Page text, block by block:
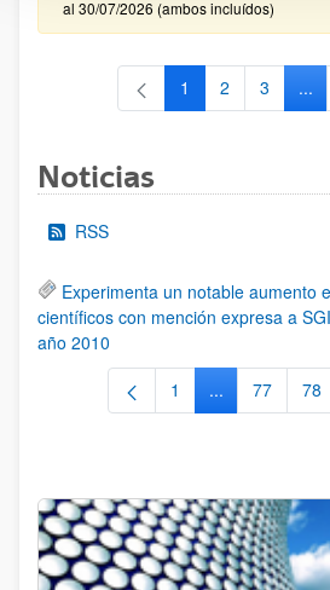
al 30/07/2026 (ambos incluídos)
Página
1 Página
2 Página
3 ...
Noticias
RSS
Experimenta un notable aumento
científicos con mención expresa a
año 2010
Página
1 ...PáginasPágina
77 78